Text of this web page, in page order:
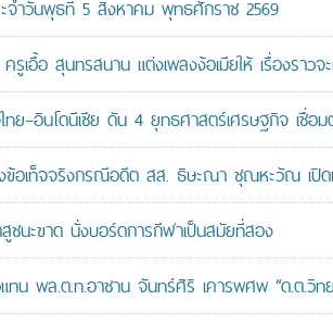
จำวันพุธที่ 5 สิงหาคม พุทธศักราช 2569
เอื้อ สุนทรสนาน แต่งเพลงง้อเมียให้ เรื่องราวจะ
ทย–อินโดนีเซีย ดัน 4 ยุทธศาสตร์เศรษฐกิจ เ
อเท็จจริงกรณีอดีต สส. ธิษะณา ชุณหะวัณ เปิด
ชนะขาด นั่งบอร์ดการกีฬาเป็นสมัยที่สอง
น พล.ต.ท.อาชาน จันทร์ศิริ เคารพศพ “ด.ต.วิท